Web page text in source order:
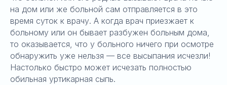
на дом или же больной сам отправляется в это
время суток к врачу. А когда врач приезжает к
больному или он бывает разбужен больным дома,
то оказывается, что у больного ничего при осмотре
обнаружить уже нельзя — все высыпания исчезли!
Настолько быстро может исчезать полностью
обильная уртикарная сыпь.